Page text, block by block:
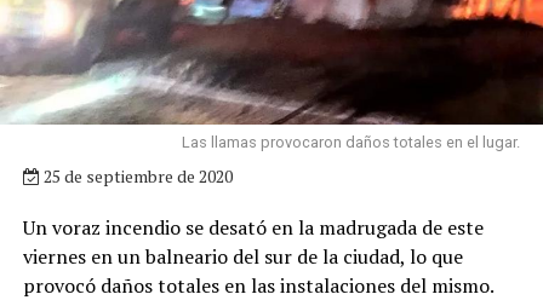
Las llamas provocaron daños totales en el lugar.
25 de septiembre de 2020
Un voraz incendio se desató en la madrugada de este
viernes en un balneario del sur de la ciudad, lo que
provocó daños totales en las instalaciones del mismo.